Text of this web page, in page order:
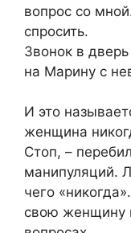
вопрос со
спросить.
Звонок в
на Марину с
И это
женщина
Стоп, –
манипуляций.
чего
свою женщину